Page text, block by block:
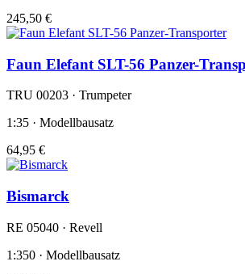
245,50 €
Faun Elefant SLT-56 Panzer-
TRU 00203 · Trumpeter
1:35 · Modellbausatz
64,95 €
Bismarck
RE 05040 · Revell
1:350 · Modellbausatz